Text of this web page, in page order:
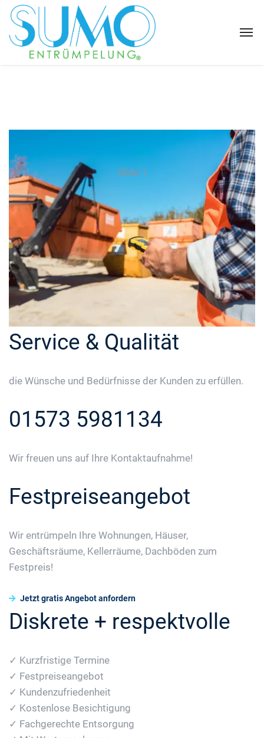
Slide 1
Service & Qualität
die Wünsche und Bedürfnisse der Kunden zu erfüllen.
01573 5981134
Wir freuen uns auf Ihre Kontaktaufnahme!
Festpreiseangebot
Wir entrümpeln Ihre Wohnungen, Häuser,
Geschäftsräume, Kellerräume, Dachböden zum
Festpreis!
Jetzt gratis Angebot anfordern
Diskrete + respektvolle
✓ Kurzfristige Termine
✓ Festpreiseangebot
✓ Kundenzufriedenheit
✓ Kostenlose Besichtigung
✓ Fachgerechte Entsorgung